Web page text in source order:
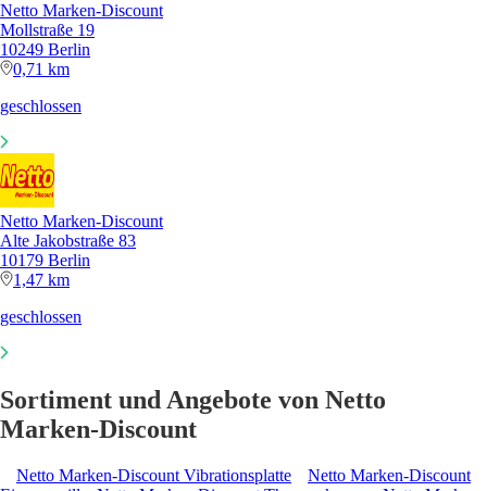
Netto Marken-Discount
Mollstraße 19
10249 Berlin
0,71 km
geschlossen
Netto Marken-Discount
Alte Jakobstraße 83
10179 Berlin
1,47 km
geschlossen
Sortiment und Angebote von Netto
Marken-Discount
Netto Marken-Discount Vibrationsplatte
Netto Marken-Discount